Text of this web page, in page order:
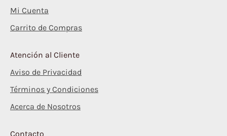
Mi Cuenta
Carrito de Compras
Atención al Cliente
Aviso de Privacidad
Términos y Condiciones
Acerca de Nosotros
Contacto